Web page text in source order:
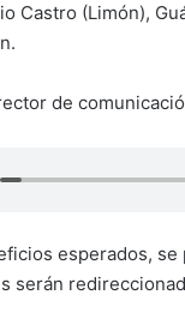
Castro (Limón),
de
esperados,
serán